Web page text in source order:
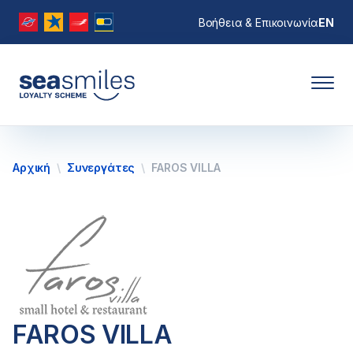
Βοήθεια & ΕπικοινωνίαEN
Αρχική Συνεργάτες FAROS VILLA
FAROS VILLA